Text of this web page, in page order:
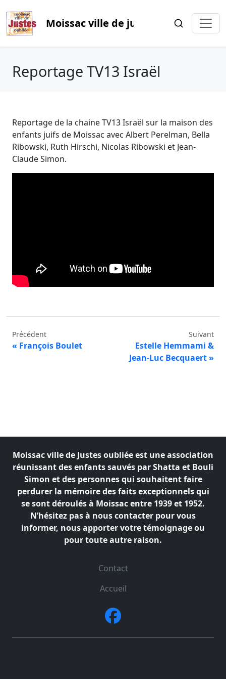
Moissac ville de justes oubliée
Reportage TV13 Israël
Reportage de la chaine TV13 Israël sur la maison des
enfants juifs de Moissac avec Albert Perelman, Bella
Ribowski, Ruth Hirschi, Nicolas Ribowski et Jean-
Claude Simon.
Précédent
« François Boulet
Suivant
Estelle Hemmami &
Jean-Luc Becquaert »
Moissac ville de Justes oubliée est une association
réunissant des enfants sauvés par Shatta et Bouli
Simon et des personnes qui souhaitent faire
perdurer la mémoire des faits exceptionnels qui
se sont déroulés à Moissac entre 1939 et 1952.
N’hésitez pas à nous contacter pour vous
informer, nous apporter votre témoignage ou
pour toute autre raison.
Contact
Accueil